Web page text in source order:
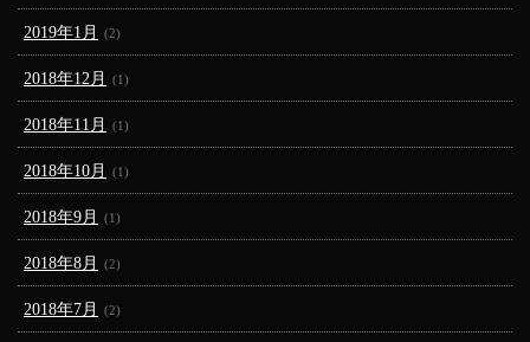
2019年1月 (2)
2018年12月 (1)
2018年11月 (1)
2018年10月 (1)
2018年9月 (1)
2018年8月 (2)
2018年7月 (2)